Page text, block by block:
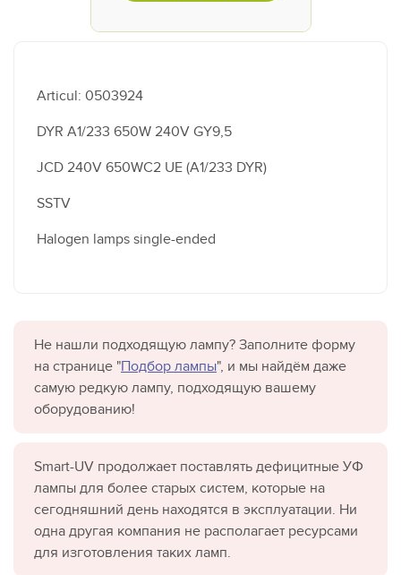
Articul: 0503924
DYR A1/233 650W 240V GY9,5
JCD 240V 650WC2 UE (A1/233 DYR)
SSTV
Halogen lamps single-ended
Не нашли подходящую лампу? Заполните форму
на странице "Подбор лампы", и мы найдём даже
самую редкую лампу, подходящую вашему
оборудованию!
Smart-UV продолжает поставлять дефицитные УФ
лампы для более старых систем, которые на
сегодняшний день находятся в эксплуатации. Ни
одна другая компания не располагает ресурсами
для изготовления таких ламп.